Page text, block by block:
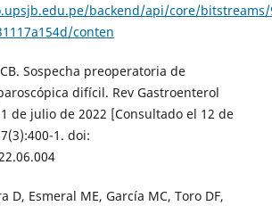
backend/api/core/bitstreams/
conten
Sospecha preoperatoria de
difícil. Rev Gastroenterol
de julio de 2022 [Consultado el 12 de
1. doi:
D, Esmeral ME, García MC, Toro DF,